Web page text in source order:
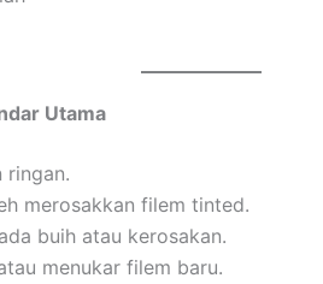
Utama
ringan.
merosakkan filem tinted.
buih atau kerosakan.
menukar filem baru.